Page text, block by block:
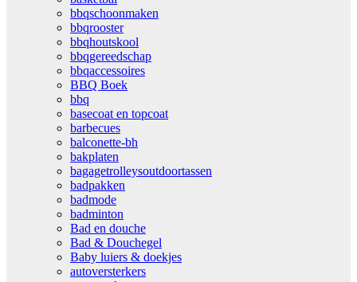
bbqschoonmaken
bbqrooster
bbqhoutskool
bbqgereedschap
bbqaccessoires
BBQ Boek
bbq
basecoat en topcoat
barbecues
balconette-bh
bakplaten
bagagetrolleysoutdoortassen
badpakken
badmode
badminton
Bad en douche
Bad & Douchegel
Baby luiers & doekjes
autoversterkers